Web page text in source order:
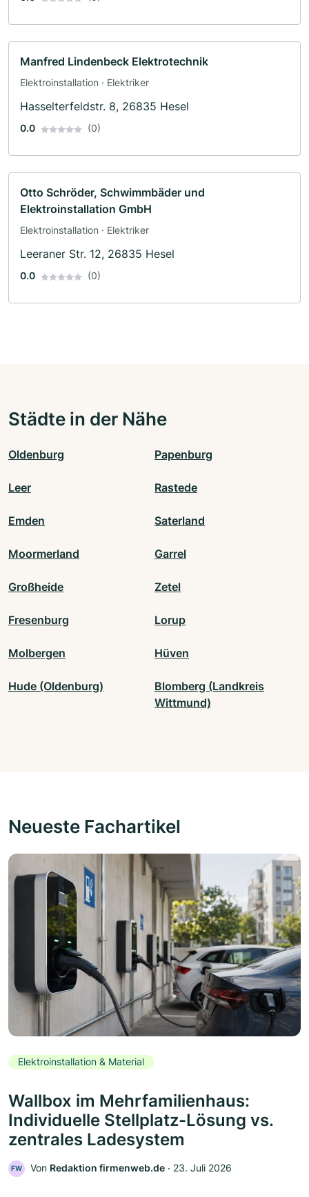
Manfred Lindenbeck Elektrotechnik
Elektroinstallation · Elektriker
Hasselterfeldstr. 8, 26835 Hesel
0.0 (0)
Otto Schröder, Schwimmbäder und
Elektroinstallation GmbH
Elektroinstallation · Elektriker
Leeraner Str. 12, 26835 Hesel
0.0 (0)
Städte in der Nähe
Oldenburg Papenburg
Leer Rastede
Emden Saterland
Moormerland Garrel
Großheide Zetel
Fresenburg Lorup
Molbergen Hüven
Hude (Oldenburg)
Blomberg (Landkreis
Wittmund)
Neueste Fachartikel
Elektroinstallation & Material
Wallbox im Mehrfamilienhaus:
Individuelle Stellplatz-Lösung vs.
zentrales Ladesystem
FW Von Redaktion firmenweb.de ‧ 23. Juli 2026